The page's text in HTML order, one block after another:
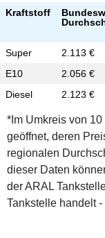
Kraftstoff
Super
2.113 €
E10
2.056 €
Diesel
2.123 €
*Im Umkreis von
geöffnet, deren
regionalen
dieser Daten
der ARAL
Tankstelle handelt -